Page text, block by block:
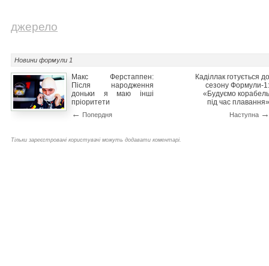
джерело
Новини формули 1
Макс Ферстаппен:
Після народження
доньки я маю інші
пріоритети
← Попердня
Каділлак готується до
сезону Формули-1:
«Будуємо корабель
під час плавання»
Наступна →
Тільки зареєстровані користувачі можуть додавати коментарі.